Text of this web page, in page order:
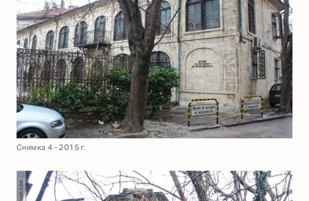
Снимка 4 - 2015 г.